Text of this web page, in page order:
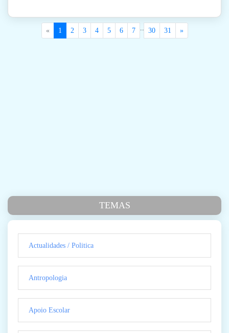
« 1 2 3 4 5 6 7 .. 30 31 »
TEMAS
Actualidades / Politica
Antropologia
Apoio Escolar